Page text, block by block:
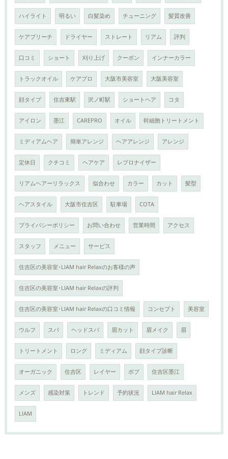
ハイライト 明るい 白髪染め チューニング 髪質改善
ケアブリーチ ドライヤー ストレート リアム 評判
口コミ ショート 刈り上げ クーポン インナーカラー
トラックオイル ケアプロ 大阪市美容室 大阪美容室
顔タイプ 住吉東駅 沢ノ町駅 ショートヘア コタ
アイロン 墨江 CAREPRO オイル 幹細胞トリートメント
ミディアムヘア 簡単アレンジ ヘアアレンジ アレンジ
定休日 クチコミ ヘアケア レプロナイザー
リアムヘアーリラックス 似合わせ カラー カット 髪型
ヘアスタイル 大阪市住吉区 駐車場 COTA
プライバシーポリシー お問い合わせ 営業時間 アクセス
スタッフ メニュー サービス
住吉区の美容室･LIAM hair Relaxのお客様の声
住吉区の美容室･LIAM hair Relaxの評判
住吉区の美容室･LIAM hair Relaxの口コミ情報 コンセプト 美容室
ウルフ スパ ヘッドスパ 眉カット 眉メイク 眉
トリートメント ロング ミディアム 顔タイプ診断
オーガニック 住吉区 レイヤー ボブ 住吉区墨江
メンズ 感染対策 トレンド 予約状況 LIAM hair Relax
LIAM